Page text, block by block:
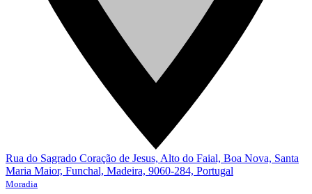
Rua do Sagrado Coração de Jesus, Alto do Faial, Boa Nova, Santa
Maria Maior, Funchal, Madeira, 9060-284, Portugal
Moradia